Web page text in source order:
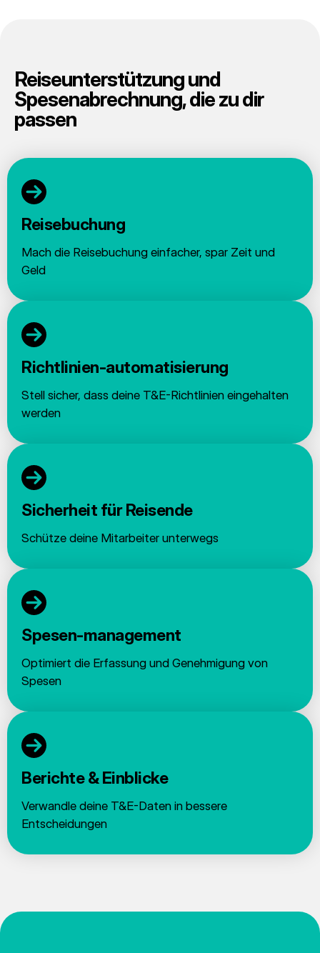
Reiseunterstützung und
Spesenabrechnung, die zu dir
passen
Reisebuchung
Mach die Reisebuchung einfacher, spar Zeit und
Geld
Richtlinien-automatisierung
Stell sicher, dass deine T&E-Richtlinien eingehalten
werden
Sicherheit für Reisende
Schütze deine Mitarbeiter unterwegs
Spesen-management
Optimiert die Erfassung und Genehmigung von
Spesen
Berichte & Einblicke
Verwandle deine T&E-Daten in bessere
Entscheidungen